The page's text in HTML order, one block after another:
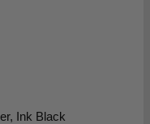
Ink Black